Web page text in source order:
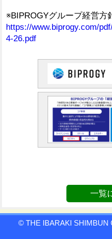
※BIPROGYグループ経営方
https://www.biprogy.com/
4-26.pdf
一覧
© THE IBARAKI SHIMBUN